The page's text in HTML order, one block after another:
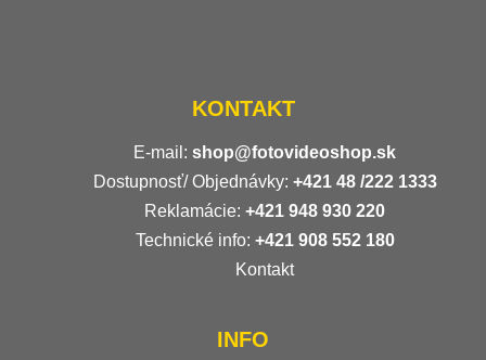
KONTAKT
E-mail: shop@fotovideoshop.sk
Dostupnosť/ Objednávky: +421 48 /222 1333
Reklamácie: +421 948 930 220
Technické info: +421 908 552 180
Kontakt
INFO